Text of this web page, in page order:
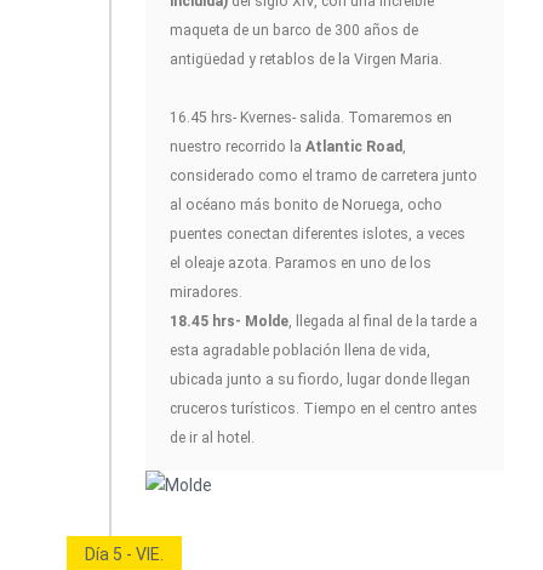
maqueta de un barco de 300 años de
antigüedad y retablos de la Virgen Maria.
16.45 hrs- Kvernes- salida. Tomaremos en
nuestro recorrido la Atlantic Road ,
considerado como el tramo de carretera junto
al océano más bonito de Noruega, ocho
puentes conectan diferentes islotes, a veces
el oleaje azota. Paramos en uno de los
miradores.
18.45 hrs- Molde, llegada al final de la tarde a
esta agradable población llena de vida,
ubicada junto a su fiordo, lugar donde llegan
cruceros turísticos. Tiempo en el centro antes
de ir al hotel.
Día 5 - VIE.